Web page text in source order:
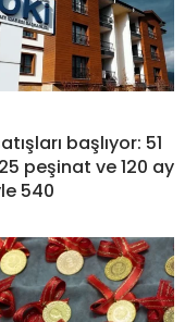
başlıyor: 51
peşinat ve 120 ay
540